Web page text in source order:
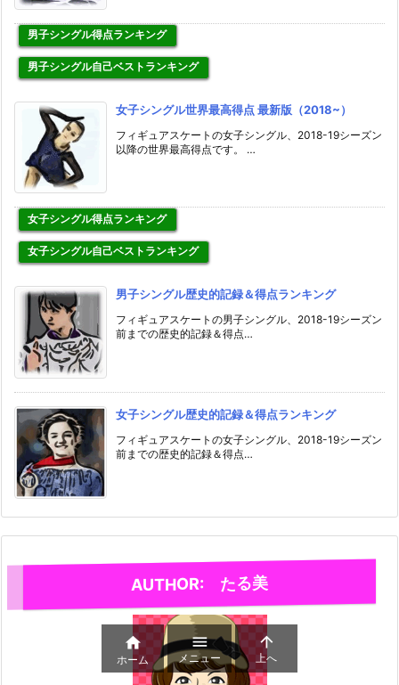
男子シングル得点ランキング
男子シングル自己ベストランキング
女子シングル世界最高得点 最新版（2018~）
フィギュアスケートの女子シングル、2018-19シーズン
以降の世界最高得点です。 …
女子シングル得点ランキング
女子シングル自己ベストランキング
男子シングル歴史的記録＆得点ランキング
フィギュアスケートの男子シングル、2018-19シーズン
前までの歴史的記録＆得点…
女子シングル歴史的記録＆得点ランキング
フィギュアスケートの女子シングル、2018-19シーズン
前までの歴史的記録＆得点…
AUTHOR: たる美

ホーム

メニュー

上へ